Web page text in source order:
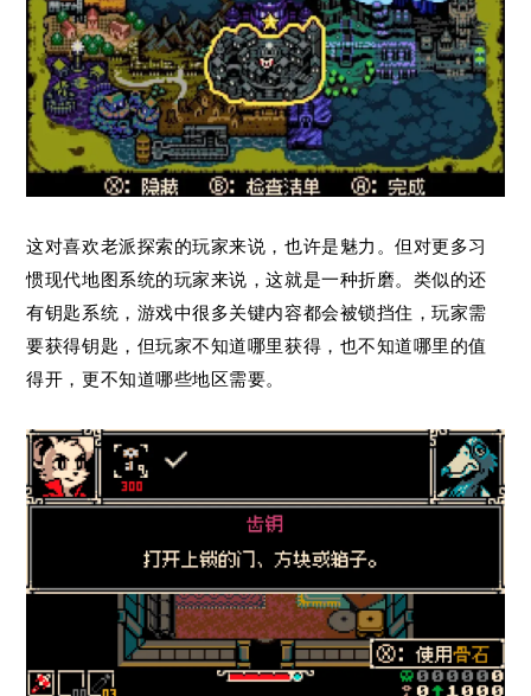
这对喜欢老派探索的玩家来说，也许是魅力。但对更多习
惯现代地图系统的玩家来说，这就是一种折磨。类似的还
有钥匙系统，游戏中很多关键内容都会被锁挡住，玩家需
要获得钥匙，但玩家不知道哪里获得，也不知道哪里的值
得开，更不知道哪些地区需要。